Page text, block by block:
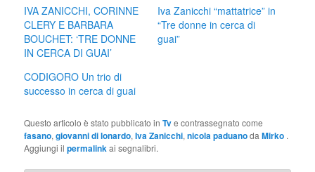
(Si
apre
in
una
nuova
finestra)
Facebook
(Si
apre
in
una
nuova
IVA ZANICCHI, CORINNE
CLERY E BARBARA
BOUCHET: ‘TRE DONNE
IN CERCA DI GUAI’
Iva Zanicchi “mattatrice” in
“Tre donne in cerca di
guai”
CODIGORO Un trio di
successo in cerca di guai
Questo articolo è stato pubblicato inTve contrassegnato come
fasano,giovanni di lonardo,Iva Zanicchi,nicola paduanodaMirko .
Aggiungi ilpermalink ai segnalibri.